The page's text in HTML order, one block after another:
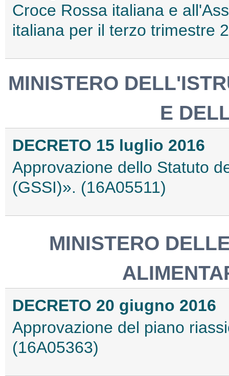
Croce Rossa italiana e
italiana per il terzo trimestre
MINISTERO
E
DECRETO 15 luglio 2016
Approvazione dello Statuto
(GSSI)». (16A05511)
MINISTERO
DECRETO 20 giugno 2016
Approvazione del piano
(16A05363)